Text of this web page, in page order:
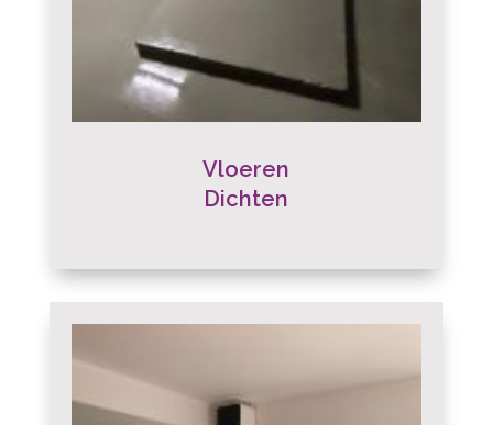
Vloeren
Dichten